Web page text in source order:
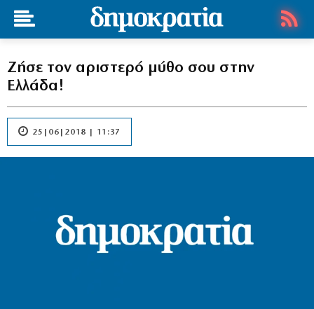
Ζήσε τον αριστερό μύθο σου στην
Ελλάδα!
25|06|2018 | 11:37